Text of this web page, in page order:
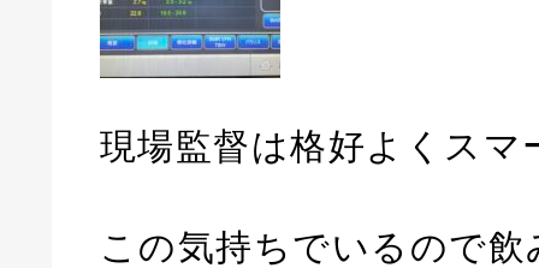
現場監督は格好よくスマ
この気持ちでいるので